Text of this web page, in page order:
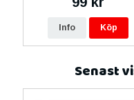
Info Köp
Senast